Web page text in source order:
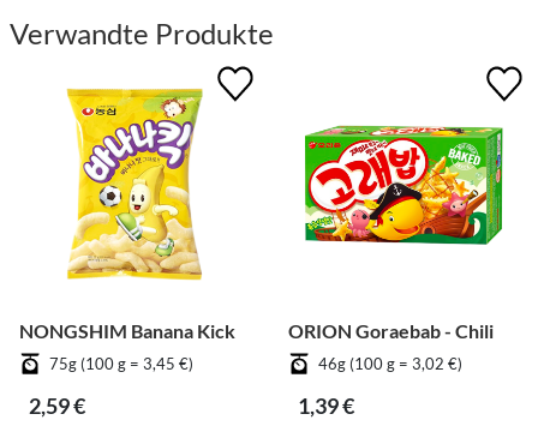
Verwandte Produkte
NONGSHIM Banana Kick
75g (100 g = 3,45 €)
2,59 €
ORION Goraebab - Chili
46g (100 g = 3,02 €)
1,39 €